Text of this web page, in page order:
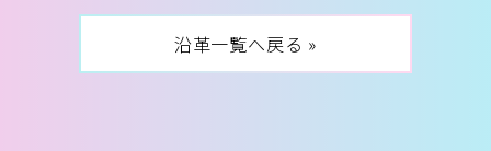
沿革一覧へ戻る »